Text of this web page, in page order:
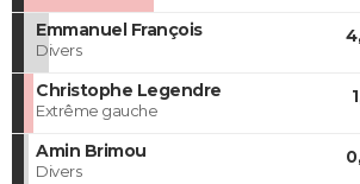
Emmanuel François
Divers
Christophe Legendre
Extrême gauche
Amin Brimou
Divers